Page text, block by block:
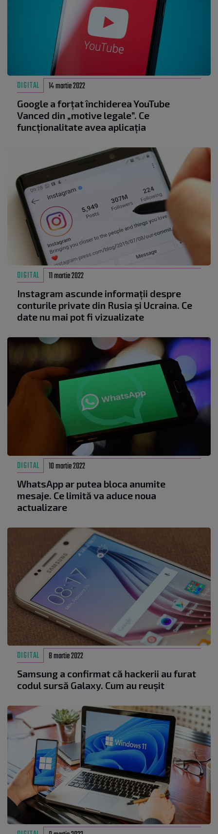
DIGITAL 14 martie 2022
Google a forțat închiderea YouTube
Vanced din „motive legale”. Ce
funcționalitate avea aplicația
DIGITAL 11 martie 2022
Instagram ascunde informații despre
conturile private din Rusia și Ucraina. Ce
date nu mai pot fi vizualizate
DIGITAL 10 martie 2022
WhatsApp ar putea bloca anumite
mesaje. Ce limită va aduce noua
actualizare
DIGITAL 8 martie 2022
Samsung a confirmat că hackerii au furat
codul sursă Galaxy. Cum au reușit